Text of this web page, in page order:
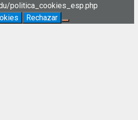
politica_cookies_esp.php
Rechazar